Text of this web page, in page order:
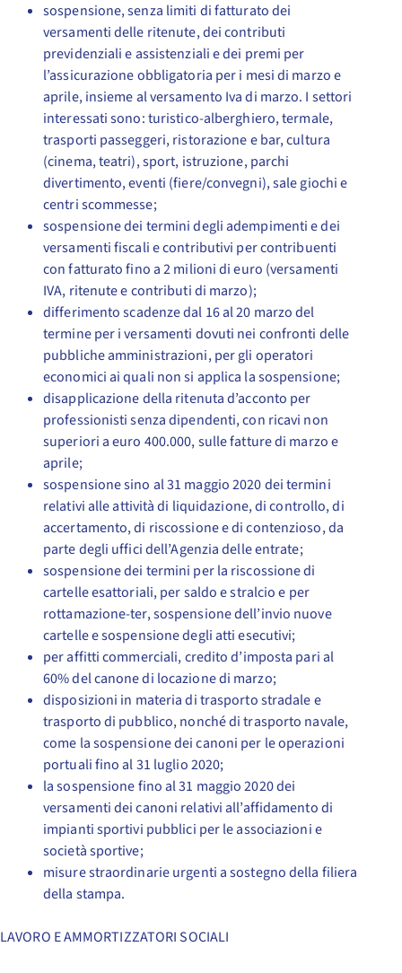
sospensione, senza limiti di fatturato dei
versamenti delle ritenute, dei contributi
previdenziali e assistenziali e dei premi per
l’assicurazione obbligatoria per i mesi di marzo e
aprile, insieme al versamento Iva di marzo. I settori
interessati sono: turistico-alberghiero, termale,
trasporti passeggeri, ristorazione e bar, cultura
(cinema, teatri), sport, istruzione, parchi
divertimento, eventi (fiere/convegni), sale giochi e
centri scommesse;
sospensione dei termini degli adempimenti e dei
versamenti fiscali e contributivi per contribuenti
con fatturato fino a 2 milioni di euro (versamenti
IVA, ritenute e contributi di marzo);
differimento scadenze dal 16 al 20 marzo del
termine per i versamenti dovuti nei confronti delle
pubbliche amministrazioni, per gli operatori
economici ai quali non si applica la sospensione;
disapplicazione della ritenuta d’acconto per
professionisti senza dipendenti, con ricavi non
superiori a euro 400.000, sulle fatture di marzo e
aprile;
sospensione sino al 31 maggio 2020 dei termini
relativi alle attività di liquidazione, di controllo, di
accertamento, di riscossione e di contenzioso, da
parte degli uffici dell’Agenzia delle entrate;
sospensione dei termini per la riscossione di
cartelle esattoriali, per saldo e stralcio e per
rottamazione-ter, sospensione dell’invio nuove
cartelle e sospensione degli atti esecutivi;
per affitti commerciali, credito d’imposta pari al
60% del canone di locazione di marzo;
disposizioni in materia di trasporto stradale e
trasporto di pubblico, nonché di trasporto navale,
come la sospensione dei canoni per le operazioni
portuali fino al 31 luglio 2020;
la sospensione fino al 31 maggio 2020 dei
versamenti dei canoni relativi all’affidamento di
impianti sportivi pubblici per le associazioni e
società sportive;
misure straordinarie urgenti a sostegno della filiera
della stampa.
LAVORO E AMMORTIZZATORI SOCIALI